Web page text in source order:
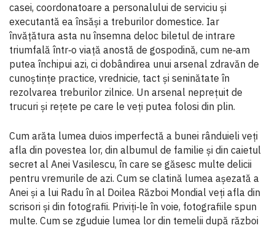
casei, coordonatoare a personalului de serviciu și
executantă ea însăși a treburilor domestice. Iar
învăţătura asta nu însemna deloc biletul de intrare
triumfală într‐o viaţă anostă de gospodină, cum ne‐am
putea închipui azi, ci dobândirea unui arsenal zdravăn de
cunoștinţe practice, vrednicie, tact și seninătate în
rezolvarea treburilor zilnice. Un arsenal nepreţuit de
trucuri și reţete pe care le veţi putea folosi din plin.
Cum arăta lumea duios imperfectă a bunei rânduieli veţi
afla din povestea lor, din albumul de familie și din caietul
secret al Anei Vasilescu, în care se găsesc multe delicii
pentru vremurile de azi. Cum se clatină lumea așezată a
Anei și a lui Radu în al Doilea Război Mondial veţi afla din
scrisori și din fotografii. Priviţi‐le în voie, fotografiile spun
multe. Cum se zguduie lumea lor din temelii după război